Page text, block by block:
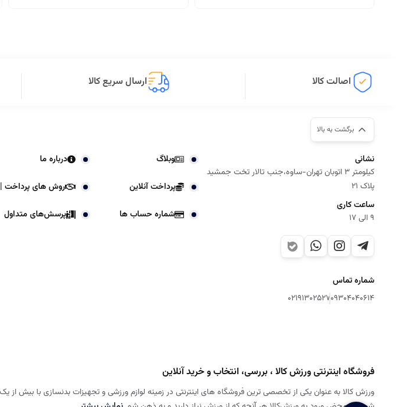
اصالت کالا ارسال سریع کالا
برگشت به بالا
نشانی
کیلومتر 3 اتوبان تهران-ساوه،جنب تالار تخت جمشید
پلاک 21
ساعت کاری
9 الی 17
شماره تماس
09304040614
02191302527
وبلاگ درباره ما
پرداخت آنلاین روش های پرداخت |
شماره حساب ها پرسش‌های متداول
فروشگاه اینترنتی ورزش کالا ، بررسی، انتخاب و خرید آنلاین
ورزش کالا به عنوان یکی از تخصصی ترین فروشگاه های اینترنتی در زمینه لوازم ورزشی و تجهیزات بدنسازی با بیش از